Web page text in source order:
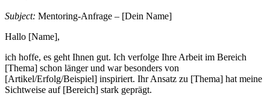
Subject: Mentoring-Anfrage – [Dein Name]
Hallo [Name],
ich hoffe, es geht Ihnen gut. Ich verfolge Ihre Arbeit im Bereich
[Thema] schon länger und war besonders von
[Artikel/Erfolg/Beispiel] inspiriert. Ihr Ansatz zu [Thema] hat meine
Sichtweise auf [Bereich] stark geprägt.